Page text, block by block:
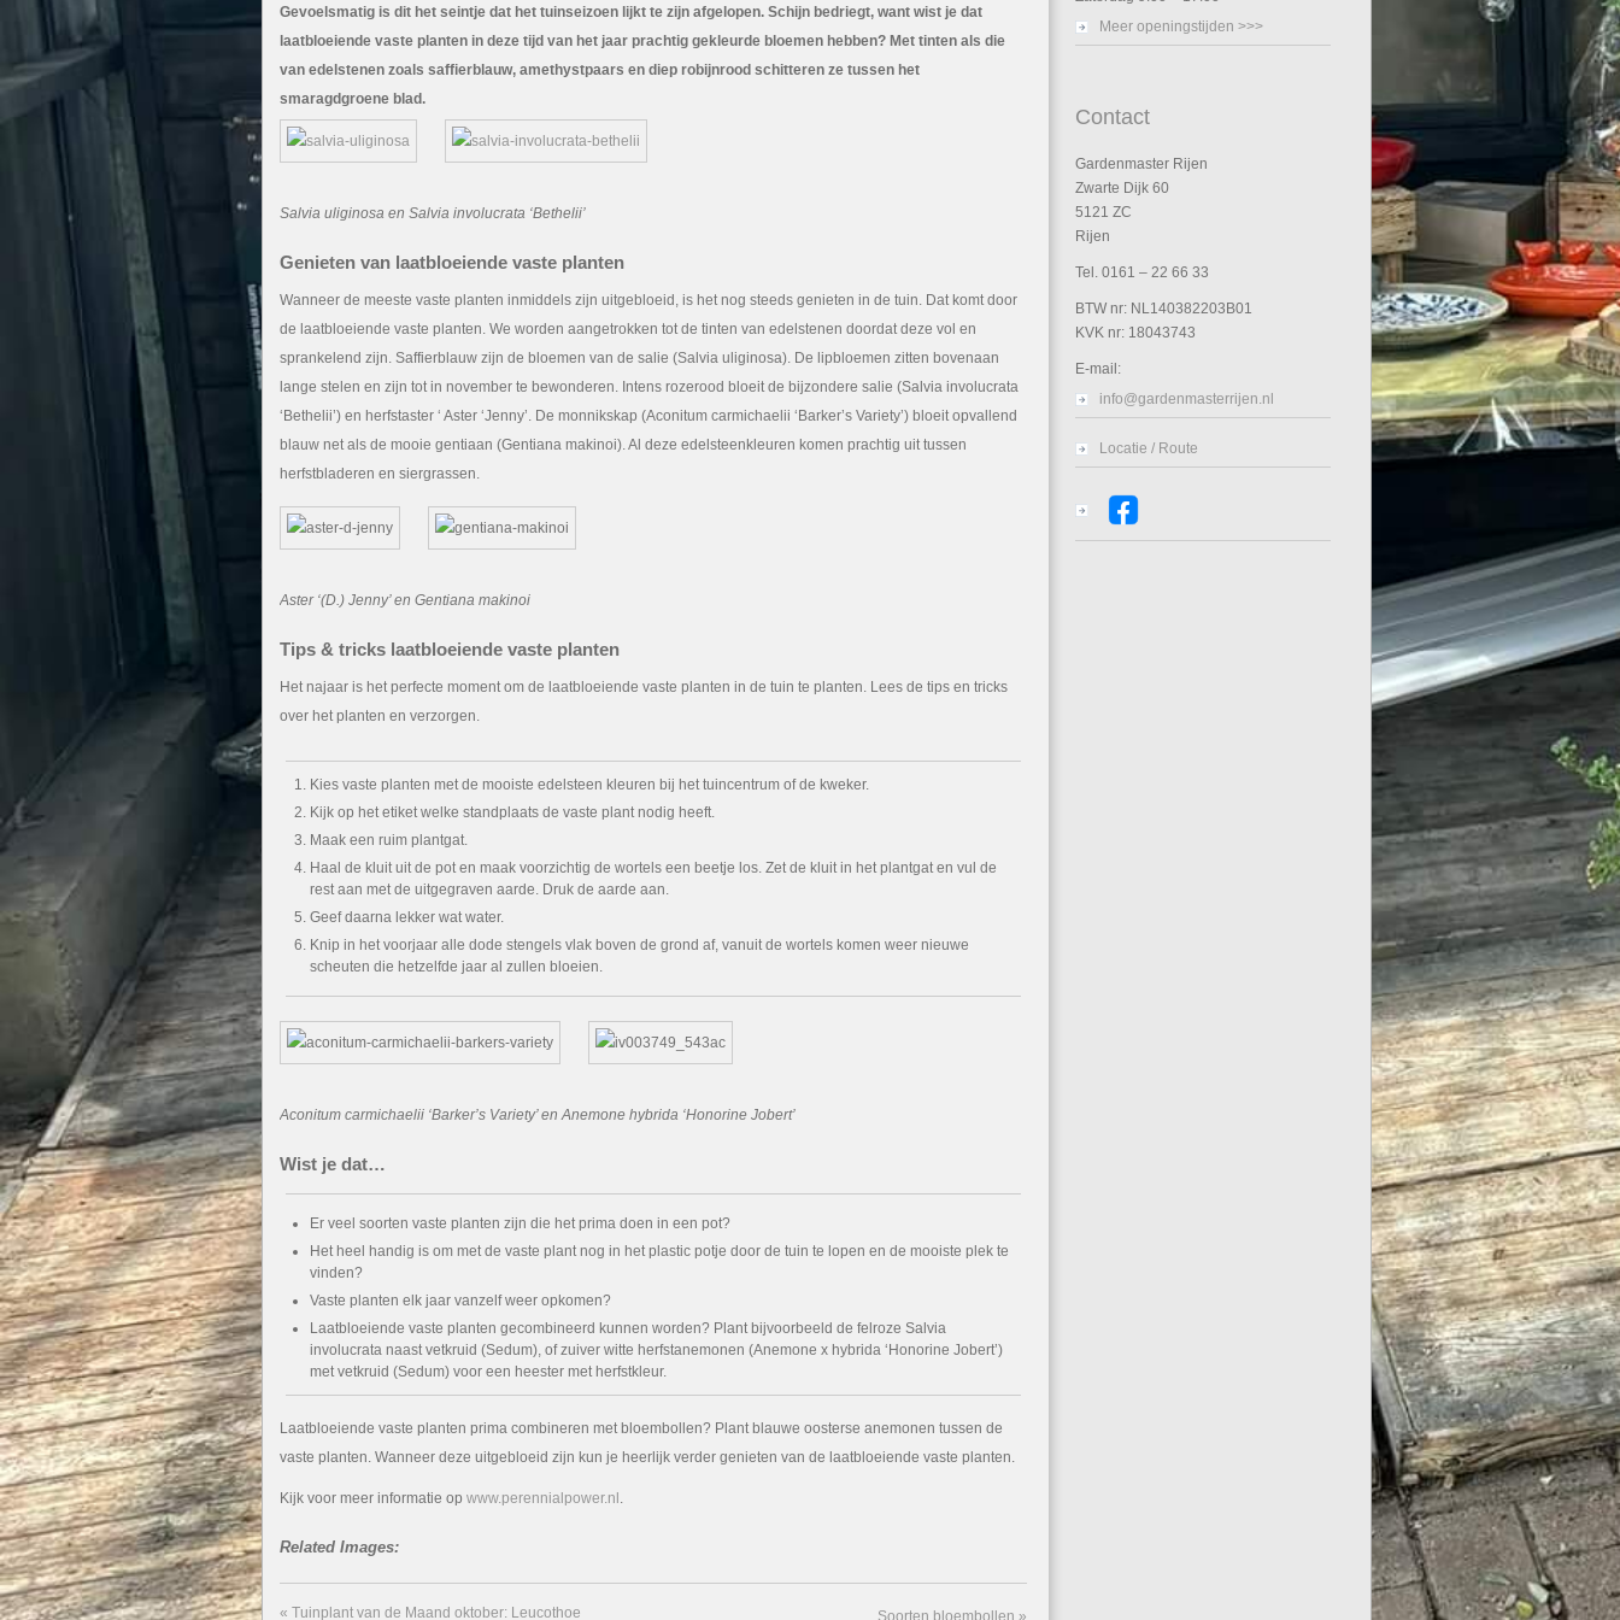
kleuren
als
in
Gevoelsmatig is dit het seintje dat het tuinseizoen lijkt te zijn afgelopen. Schijn bedriegt, want wist je dat
laatbloeiende vaste planten in deze tijd van het jaar prachtig gekleurde bloemen hebben? Met tinten als die
van edelstenen zoals saffierblauw, amethystpaars en diep robijnrood schitteren ze tussen het
smaragdgroene blad.
Salvia uliginosa en Salvia involucrata ‘Bethelii’
Genieten van laatbloeiende vaste planten
Wanneer de meeste vaste planten inmiddels zijn uitgebloeid, is het nog steeds genieten in de tuin. Dat komt door
de laatbloeiende vaste planten. We worden aangetrokken tot de tinten van edelstenen doordat deze vol en
sprankelend zijn. Saffierblauw zijn de bloemen van de salie (Salvia uliginosa). De lipbloemen zitten bovenaan
lange stelen en zijn tot in november te bewonderen. Intens rozerood bloeit de bijzondere salie (Salvia involucrata
‘Bethelii’) en herfstaster ‘ Aster ‘Jenny’. De monnikskap (Aconitum carmichaelii ‘Barker’s Variety’) bloeit opvallend
blauw net als de mooie gentiaan (Gentiana makinoi). Al deze edelsteenkleuren komen prachtig uit tussen
herfstbladeren en siergrassen.
Aster ‘(D.) Jenny’ en Gentiana makinoi
Tips & tricks laatbloeiende vaste planten
Het najaar is het perfecte moment om de laatbloeiende vaste planten in de tuin te planten. Lees de tips en tricks
over het planten en verzorgen.
Kies vaste planten met de mooiste edelsteen kleuren bij het tuincentrum of de kweker.
Kijk op het etiket welke standplaats de vaste plant nodig heeft.
Maak een ruim plantgat.
Haal de kluit uit de pot en maak voorzichtig de wortels een beetje los. Zet de kluit in het plantgat en vul de
rest aan met de uitgegraven aarde. Druk de aarde aan.
Geef daarna lekker wat water.
Knip in het voorjaar alle dode stengels vlak boven de grond af, vanuit de wortels komen weer nieuwe
scheuten die hetzelfde jaar al zullen bloeien.
Aconitum carmichaelii ‘Barker’s Variety’ en Anemone hybrida ‘Honorine Jobert’
Wist je dat…
Er veel soorten vaste planten zijn die het prima doen in een pot?
Het heel handig is om met de vaste plant nog in het plastic potje door de tuin te lopen en de mooiste plek te
vinden?
Vaste planten elk jaar vanzelf weer opkomen?
Laatbloeiende vaste planten gecombineerd kunnen worden? Plant bijvoorbeeld de felroze Salvia
involucrata naast vetkruid (Sedum), of zuiver witte herfstanemonen (Anemone x hybrida ‘Honorine Jobert’)
met vetkruid (Sedum) voor een heester met herfstkleur.
Laatbloeiende vaste planten prima combineren met bloembollen? Plant blauwe oosterse anemonen tussen de
vaste planten. Wanneer deze uitgebloeid zijn kun je heerlijk verder genieten van de laatbloeiende vaste planten.
Kijk voor meer informatie op www.perennialpower.nl .
Related Images:
« Tuinplant van de Maand oktober: Leucothoe Soorten bloembollen »
Meer openingstijden >>>
Contact
Gardenmaster Rijen
Zwarte Dijk 60
5121 ZC
Rijen
Tel. 0161 – 22 66 33
BTW nr: NL140382203B01
KVK nr: 18043743
E-mail:
info@gardenmasterrijen.nl
Locatie / Route